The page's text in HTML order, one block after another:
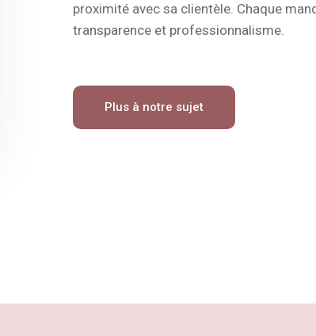
proximité avec sa clientèle. Chaque
transparence et professionnalisme.
Plus à notre sujet